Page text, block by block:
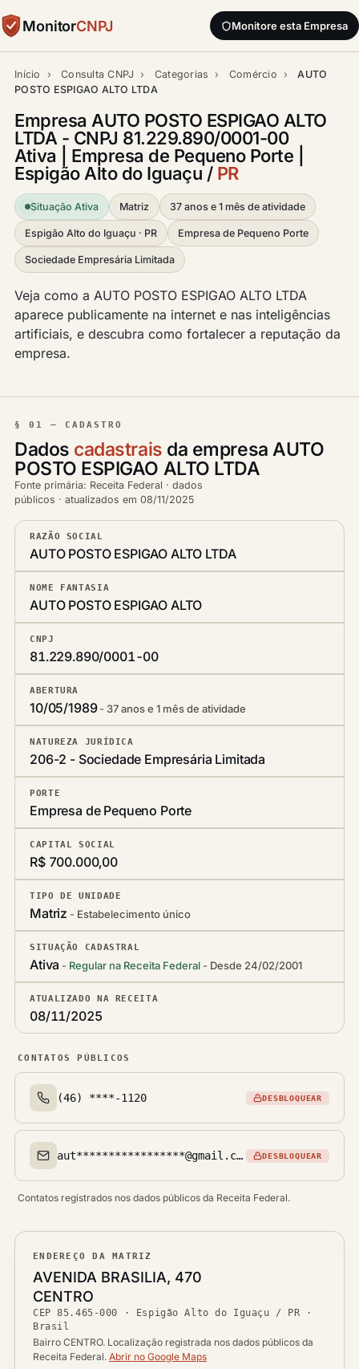
MonitorCNPJ Monitore esta Empresa
Início › Consulta CNPJ › Categorias › Comércio ›
AUTO
POSTO ESPIGAO ALTO LTDA
Empresa AUTO POSTO ESPIGAO ALTO
LTDA - CNPJ 81.229.890/0001-00
Ativa | Empresa de Pequeno Porte |
Espigão Alto do Iguaçu / PR
Situação Ativa Matriz 37 anos e 1 mês de atividade
Espigão Alto do Iguaçu · PR Empresa de Pequeno Porte
Sociedade Empresária Limitada
Veja como a AUTO POSTO ESPIGAO ALTO LTDA
aparece publicamente na internet e nas inteligências
artificiais, e descubra como fortalecer a reputação da
empresa.
§ 01 — CADASTRO
Dados cadastrais da empresa AUTO
POSTO ESPIGAO ALTO LTDA
Fonte primária: Receita Federal · dados
públicos · atualizados em 08/11/2025
RAZÃO SOCIAL
AUTO POSTO ESPIGAO ALTO LTDA
NOME FANTASIA
AUTO POSTO ESPIGAO ALTO
CNPJ
81.229.890/0001-00
ABERTURA
10/05/1989 37 anos e 1 mês de atividade
NATUREZA JURÍDICA
206-2 - Sociedade Empresária Limitada
PORTE
Empresa de Pequeno Porte
CAPITAL SOCIAL
R$ 700.000,00
TIPO DE UNIDADE
Matriz Estabelecimento único
SITUAÇÃO CADASTRAL
Ativa Regular na Receita Federal Desde 24/02/2001
ATUALIZADO NA RECEITA
08/11/2025
CONTATOS PÚBLICOS
Telefone(s)
(46) ****-1120 DESBLOQUEAR
Email(s)
aut*****************@gmail.com DESBLOQUEAR
Contatos registrados nos dados públicos da Receita Federal.
ENDEREÇO DA MATRIZ
Logradouro
AVENIDA BRASILIA, 470
Bairro
CENTRO
CEP
CEP85.465-000 ·
Cidade / UF
Espigão Alto do Iguaçu / PR ·
Brasil
Ver localização no mapa
Bairro CENTRO. Localização registrada nos dados públicos da
Receita Federal. Abrir no Google Maps